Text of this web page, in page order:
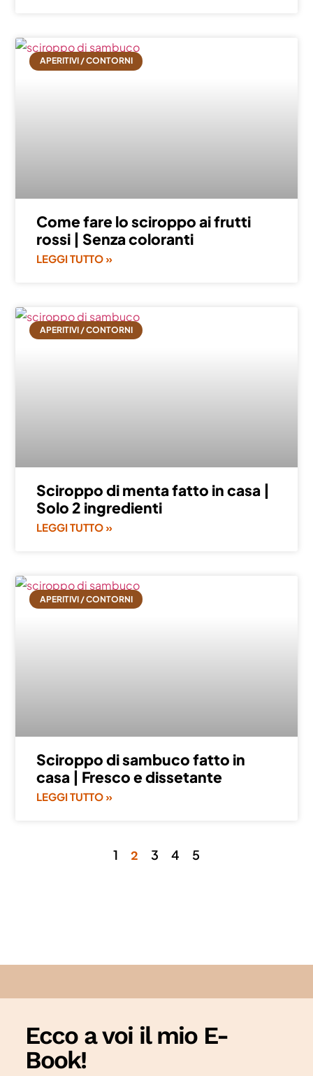
APERITIVI / CONTORNI
Come fare lo sciroppo ai frutti
rossi | Senza coloranti
LEGGI TUTTO »
APERITIVI / CONTORNI
Sciroppo di menta fatto in casa |
Solo 2 ingredienti
LEGGI TUTTO »
APERITIVI / CONTORNI
Sciroppo di sambuco fatto in
casa | Fresco e dissetante
LEGGI TUTTO »
1 2 3 4 5
Ecco a voi il mio E-
Book!